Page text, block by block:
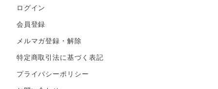
ログイン
会員登録
メルマガ登録・解除
特定商取引法に基づく表記
プライバシーポリシー